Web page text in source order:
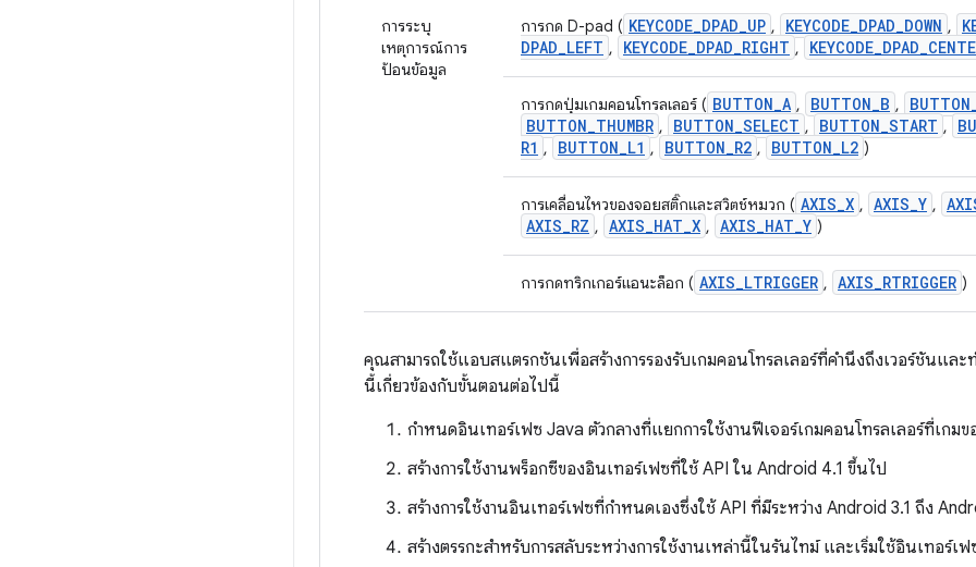
การระบุ
เหตุการณ์การ
ป้อนข้อมูล
การกด D-pad ( KEYCODE_DPAD_UP , KEYCODE_DPAD_DOWN ,
DPAD_LEFT , KEYCODE_DPAD_RIGHT , KEYCODE_DPAD_
การกดปุ่มเกมคอนโทรลเลอร์ ( BUTTON_A , BUTTON_B , BUTTON
BUTTON_THUMBR , BUTTON_SELECT , BUTTON_START ,
R1 , BUTTON_L1 , BUTTON_R2 , BUTTON_L2 )
การเคลื่อนไหวของจอยสติ๊กและสวิตช์หมวก ( AXIS_X , AXIS_Y ,
AXIS_RZ , AXIS_HAT_X , AXIS_HAT_Y )
การกดทริกเกอร์แอนะล็อก ( AXIS_LTRIGGER , AXIS_RTRIGGER )
คุณสามารถใช้แอบสแตรกชันเพื่อสร้างการรองรับเกมคอนโทรลเลอร์ที่คำนึงถึงเวอร์ชันแล
นี้เกี่ยวข้องกับขั้นตอนต่อไปนี้
กำหนดอินเทอร์เฟซ Java ตัวกลางที่แยกการใช้งานฟีเจอร์เกมคอนโทรลเลอร์ที่เกม
สร้างการใช้งานพร็อกซีของอินเทอร์เฟซที่ใช้ API ใน Android 4.1 ขึ้นไป
สร้างการใช้งานอินเทอร์เฟซที่กำหนดเองซึ่งใช้ API ที่มีระหว่าง Android 3.1 ถึง
สร้างตรรกะสำหรับการสลับระหว่างการใช้งานเหล่านี้ในรันไทม์ และเริ่มใช้อินเทอร์เฟ